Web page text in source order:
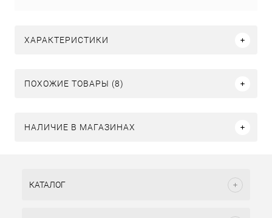
ХАРАКТЕРИСТИКИ
ПОХОЖИЕ ТОВАРЫ (8)
НАЛИЧИЕ В МАГАЗИНАХ
КАТАЛОГ